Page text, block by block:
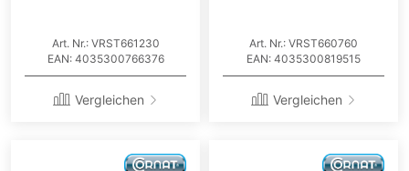
Art. Nr.: VRST661230
EAN: 4035300766376
Vergleichen
Art. Nr.: VRST660760
EAN: 4035300819515
Vergleichen